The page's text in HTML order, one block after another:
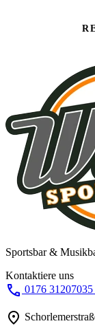
Sportsbar &
Kontaktiere uns
call 0176 31207035
location_on